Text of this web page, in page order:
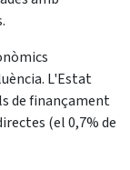
L'Estat
de finançament
(el 0,7% de